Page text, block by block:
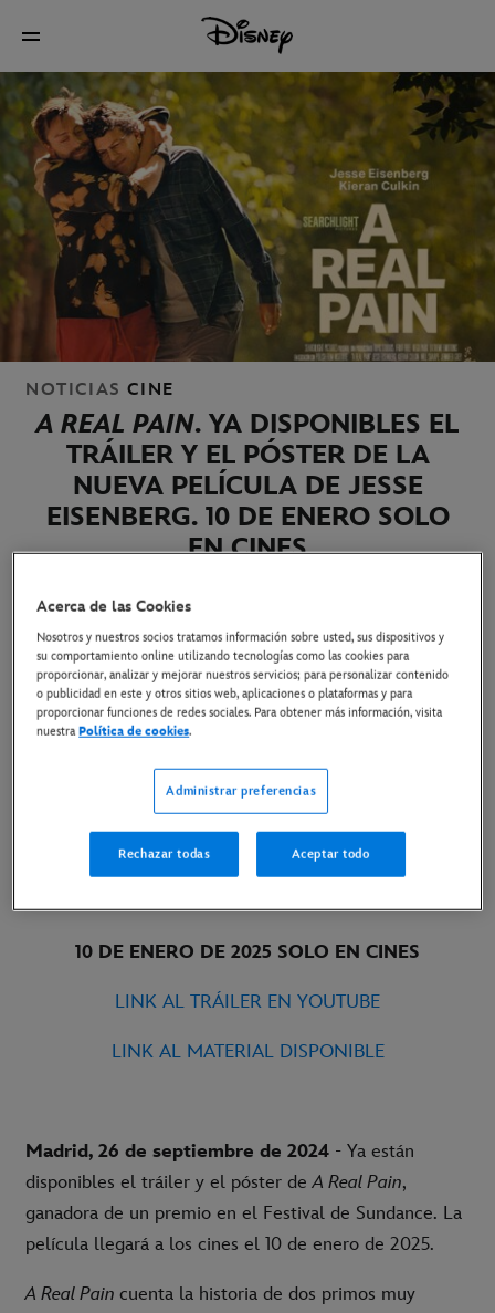
NOTICIAS CINE
A REAL PAIN. YA DISPONIBLES EL
TRÁILER Y EL PÓSTER DE LA
NUEVA PELÍCULA DE JESSE
EISENBERG. 10 DE ENERO SOLO
EN CINES
26 de septiembre de 2024
YA ESTÁN DISPONIBLES EL TRÁILER Y EL
PÓSTER DE
NOMINADO AL PREMIO DE LA ACADEMIA
Y DEL GLOBO DE ORO KIERAN CULKIN
10 DE ENERO DE 2025 SOLO EN CINES
LINK AL TRÁILER EN YOUTUBE
LINK AL MATERIAL DISPONIBLE
Madrid, 26 de septiembre de 2024 - Ya están
disponibles el tráiler y el póster deA Real Pain,
ganadora de un premio en el Festival de Sundance. La
película llegará a los cines el 10 de enero de 2025.
A Real Pain cuenta la historia de dos primos muy
Acerca de las Cookies
Nosotros y nuestros socios tratamos información sobre usted, sus dispositivos y
su comportamiento online utilizando tecnologías como las cookies para
proporcionar, analizar y mejorar nuestros servicios; para personalizar contenido
o publicidad en este y otros sitios web, aplicaciones o plataformas y para
proporcionar funciones de redes sociales. Para obtener más información, visita
nuestra Política de cookies.
Administrar preferencias
Rechazar todas Aceptar todo